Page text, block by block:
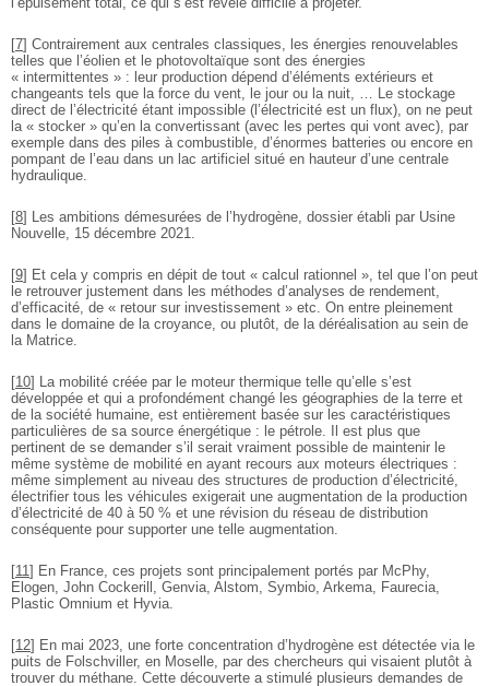
[7] Contrairement aux centrales classiques, les énergies renouvelables
telles que l’éolien et le photovoltaïque sont des énergies
« intermittentes » : leur production dépend d’éléments extérieurs et
changeants tels que la force du vent, le jour ou la nuit, … Le stockage
direct de l’électricité étant impossible (l’électricité est un flux), on ne peut
la « stocker » qu’en la convertissant (avec les pertes qui vont avec), par
exemple dans des piles à combustible, d’énormes batteries ou encore en
pompant de l’eau dans un lac artificiel situé en hauteur d’une centrale
hydraulique.
[8] Les ambitions démesurées de l’hydrogène, dossier établi par Usine
Nouvelle, 15 décembre 2021.
[9] Et cela y compris en dépit de tout « calcul rationnel », tel que l’on peut
le retrouver justement dans les méthodes d’analyses de rendement,
d’efficacité, de « retour sur investissement » etc. On entre pleinement
dans le domaine de la croyance, ou plutôt, de la déréalisation au sein de
la Matrice.
[10] La mobilité créée par le moteur thermique telle qu’elle s’est
développée et qui a profondément changé les géographies de la terre et
de la société humaine, est entièrement basée sur les caractéristiques
particulières de sa source énergétique : le pétrole. Il est plus que
pertinent de se demander s’il serait vraiment possible de maintenir le
même système de mobilité en ayant recours aux moteurs électriques :
même simplement au niveau des structures de production d’électricité,
électrifier tous les véhicules exigerait une augmentation de la production
d’électricité de 40 à 50 % et une révision du réseau de distribution
conséquente pour supporter une telle augmentation.
[11] En France, ces projets sont principalement portés par McPhy,
Elogen, John Cockerill, Genvia, Alstom, Symbio, Arkema, Faurecia,
Plastic Omnium et Hyvia.
[12] En mai 2023, une forte concentration d’hydrogène est détectée via le
puits de Folschviller, en Moselle, par des chercheurs qui visaient plutôt à
trouver du méthane. Cette découverte a stimulé plusieurs demandes de